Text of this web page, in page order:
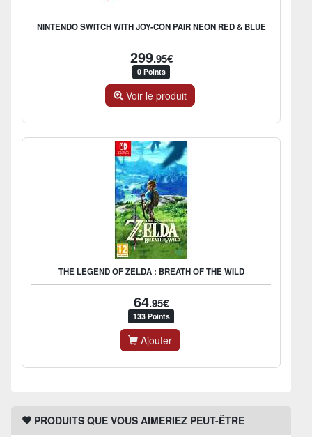
NINTENDO SWITCH WITH JOY-CON PAIR NEON RED & BLUE
299.95€
0 Points
Voir le produit
THE LEGEND OF ZELDA : BREATH OF THE WILD
64.95€
133 Points
Ajouter
PRODUITS QUE VOUS AIMERIEZ PEUT-ÊTRE